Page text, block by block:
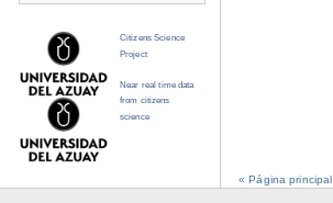
« Página principal
Citizens Science
Project
Near real time data
from citizens
science